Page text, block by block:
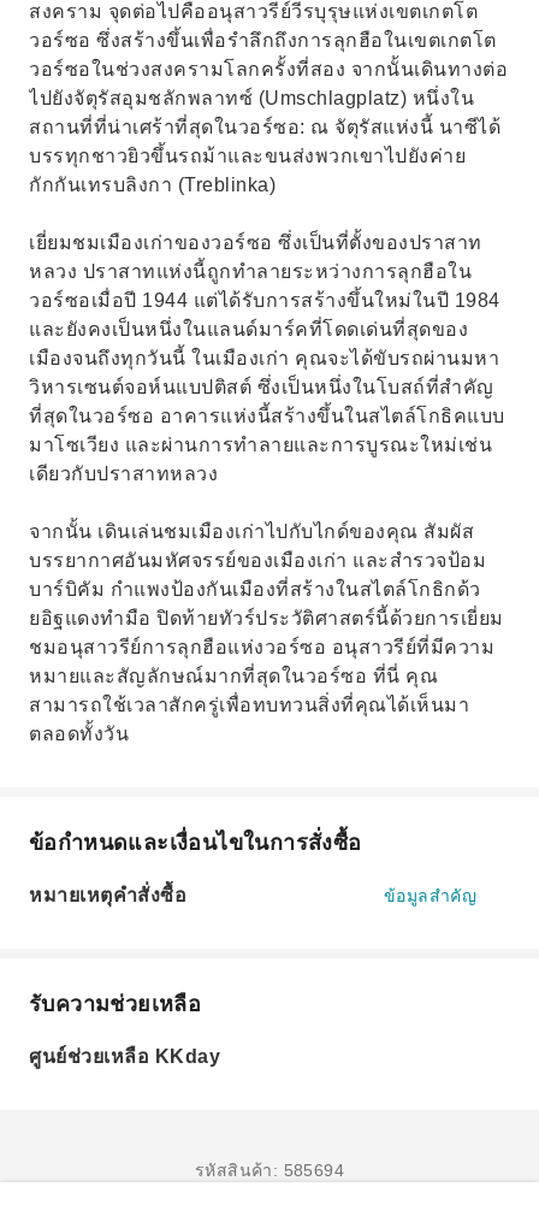
สงคราม จุดต่อไปคืออนุสาวรีย์วีรบุรุษแห่งเขตเกตโต
วอร์ซอ ซึ่งสร้างขึ้นเพื่อรำลึกถึงการลุกฮือในเขตเกตโต
วอร์ซอในช่วงสงครามโลกครั้งที่สอง จากนั้นเดินทางต่อ
ไปยังจัตุรัสอุมชลักพลาทซ์ (Umschlagplatz) หนึ่งใน
สถานที่ที่น่าเศร้าที่สุดในวอร์ซอ: ณ จัตุรัสแห่งนี้ นาซีได้
บรรทุกชาวยิวขึ้นรถม้าและขนส่งพวกเขาไปยังค่าย
กักกันเทรบลิงกา (Treblinka)
เยี่ยมชมเมืองเก่าของวอร์ซอ ซึ่งเป็นที่ตั้งของปราสาท
หลวง ปราสาทแห่งนี้ถูกทำลายระหว่างการลุกฮือใน
วอร์ซอเมื่อปี 1944 แต่ได้รับการสร้างขึ้นใหม่ในปี 1984
และยังคงเป็นหนึ่งในแลนด์มาร์คที่โดดเด่นที่สุดของ
เมืองจนถึงทุกวันนี้ ในเมืองเก่า คุณจะได้ขับรถผ่านมหา
วิหารเซนต์จอห์นแบปติสต์ ซึ่งเป็นหนึ่งในโบสถ์ที่สำคัญ
ที่สุดในวอร์ซอ อาคารแห่งนี้สร้างขึ้นในสไตล์โกธิคแบบ
มาโซเวียง และผ่านการทำลายและการบูรณะใหม่เช่น
เดียวกับปราสาทหลวง
จากนั้น เดินเล่นชมเมืองเก่าไปกับไกด์ของคุณ สัมผัส
บรรยากาศอันมหัศจรรย์ของเมืองเก่า และสำรวจป้อม
บาร์บิคัม กำแพงป้องกันเมืองที่สร้างในสไตล์โกธิกด้ว
ยอิฐแดงทำมือ ปิดท้ายทัวร์ประวัติศาสตร์นี้ด้วยการเยี่ยม
ชมอนุสาวรีย์การลุกฮือแห่งวอร์ซอ อนุสาวรีย์ที่มีความ
หมายและสัญลักษณ์มากที่สุดในวอร์ซอ ที่นี่ คุณ
สามารถใช้เวลาสักครู่เพื่อทบทวนสิ่งที่คุณได้เห็นมา
ตลอดทั้งวัน
ข้อกำหนดและเงื่อนไขในการสั่งซื้อ
หมายเหตุคำสั่งซื้อ ข้อมูลสำคัญ
รับความช่วยเหลือ
ศูนย์ช่วยเหลือ KKday
รหัสสินค้า: 585694